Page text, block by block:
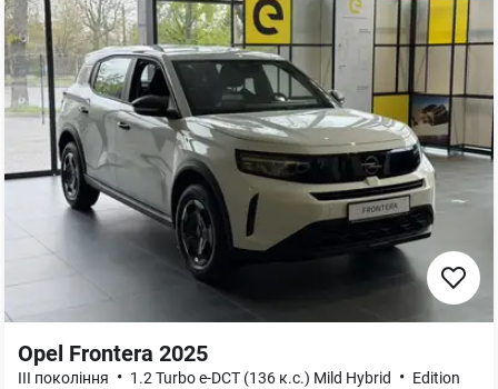
Opel Frontera 2025
III покоління • 1.2 Turbo e-DCT (136 к.с.) Mild Hybrid • Edition